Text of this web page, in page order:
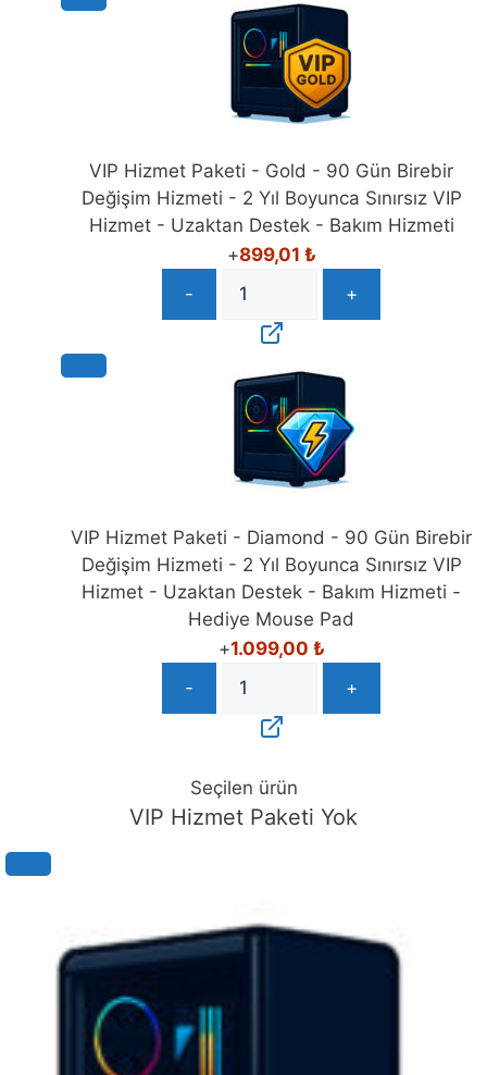
VIP Hizmet Paketi - Gold - 90 Gün Birebir
Değişim Hizmeti - 2 Yıl Boyunca Sınırsız VIP
Hizmet - Uzaktan Destek - Bakım Hizmeti
+899,01 ₺
-
+
VIP Hizmet Paketi - Diamond - 90 Gün Birebir
Değişim Hizmeti - 2 Yıl Boyunca Sınırsız VIP
Hizmet - Uzaktan Destek - Bakım Hizmeti -
Hediye Mouse Pad
+1.099,00 ₺
-
+
Seçilen ürün
VIP Hizmet Paketi Yok